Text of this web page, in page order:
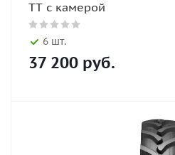
TT с камерой
6 шт.
37 200 руб.